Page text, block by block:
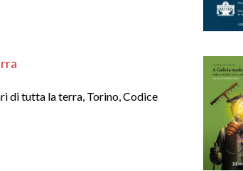
di tutta la terra, Torino, Codice